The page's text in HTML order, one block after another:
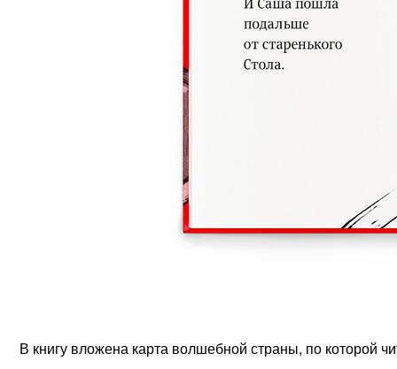
В книгу вложена карта волшебной страны, по которой